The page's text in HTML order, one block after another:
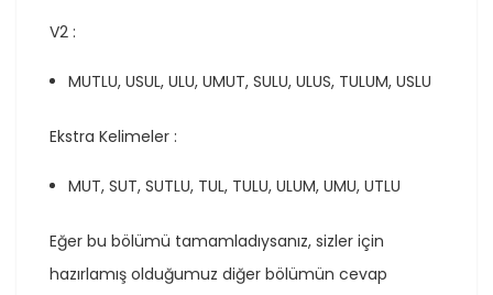
V2 :
MUTLU, USUL, ULU, UMUT, SULU, ULUS, TULUM, USLU
Ekstra Kelimeler :
MUT, SUT, SUTLU, TUL, TULU, ULUM, UMU, UTLU
Eğer bu bölümü tamamladıysanız, sizler için
hazırlamış olduğumuz diğer bölümün cevap